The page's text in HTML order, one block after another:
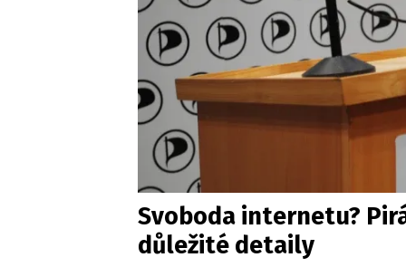
Svoboda internetu?
důležité detaily